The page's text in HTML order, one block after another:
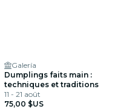
Galería
Dumplings faits main :
techniques et traditions
11 - 21 août
75,00 $US